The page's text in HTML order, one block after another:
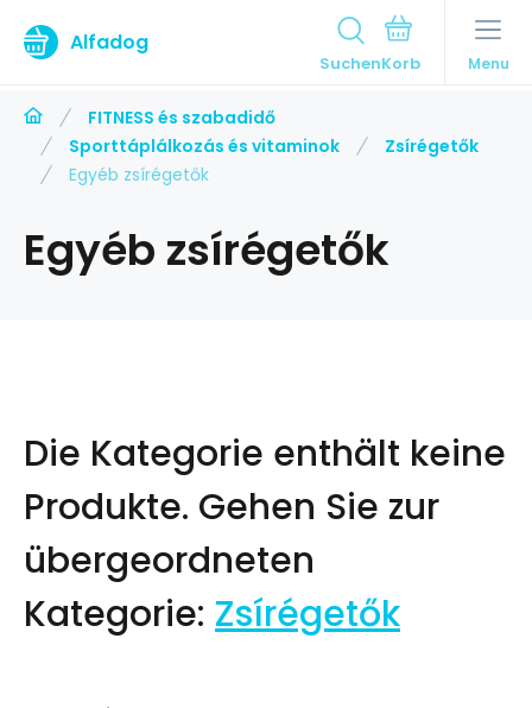
Alfadog
Suchen Menu
FITNESS és szabadidő
Sporttáplálkozás és vitaminok
Zsírégetők
Egyéb zsírégetők
Egyéb zsírégetők
Die Kategorie enthält keine
Produkte. Gehen Sie zur
übergeordneten
Kategorie: Zsírégetők